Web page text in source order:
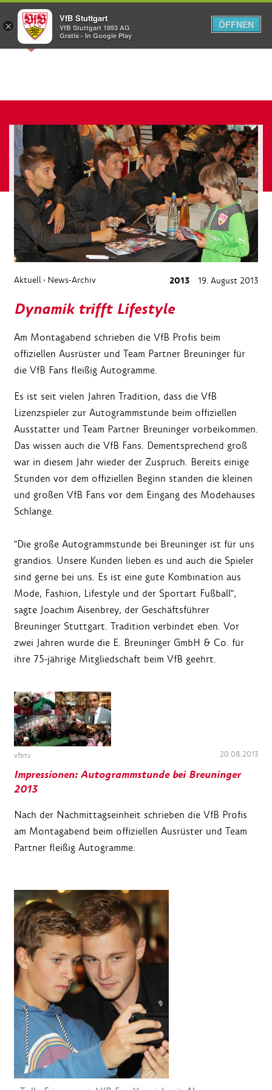
Menü
Aktuell › News-Archiv 2013 19. August 2013
Dynamik trifft Lifestyle
Am Montagabend schrieben die VfB Profis beim
offiziellen Ausrüster und Team Partner Breuninger für
die VfB Fans fleißig Autogramme.
Es ist seit vielen Jahren Tradition, dass die VfB
Lizenzspieler zur Autogrammstunde beim offiziellen
Ausstatter und Team Partner Breuninger vorbeikommen.
Das wissen auch die VfB Fans. Dementsprechend groß
war in diesem Jahr wieder der Zuspruch. Bereits einige
Stunden vor dem offiziellen Beginn standen die kleinen
und großen VfB Fans vor dem Eingang des Modehauses
Schlange.
"Die große Autogrammstunde bei Breuninger ist für uns
grandios. Unsere Kunden lieben es und auch die Spieler
sind gerne bei uns. Es ist eine gute Kombination aus
Mode, Fashion, Lifestyle und der Sportart Fußball",
sagte Joachim Aisenbrey, der Geschäftsführer
Breuninger Stuttgart. Tradition verbindet eben. Vor
zwei Jahren wurde die E. Breuninger GmbH & Co. für
ihre 75-jährige Mitgliedschaft beim VfB geehrt.
vfbtv 20.08.2013
Impressionen: Autogrammstunde bei Breuninger
2013
Nach der Nachmittagseinheit schrieben die VfB Profis
am Montagabend beim offiziellen Ausrüster und Team
Partner fleißig Autogramme.
×
VfB Stuttgart
VfB Stuttgart 1893 AG
Gratis - In Google Play
ÖFFNEN